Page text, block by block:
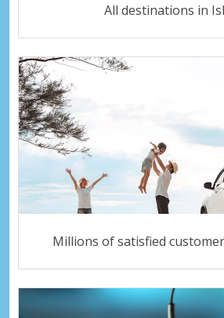
All destinations in
Millions of satisfied